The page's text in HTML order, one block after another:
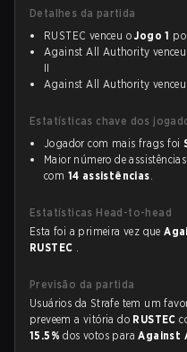
Detalhes da partida
RUSTEC venceu oJogo 1
Against All Authority
II
Against All Authority
Estatísticas chave dos
Jogador com mais frags foi
Maior número de
com 14 assistências.
Estatísticas Head-to-head
Esta foi a primeira vez que
RUSTEC .
Previsão da partida
Usuários da Strafe tem um
preveem a vitória do RUSTEC
15.5%dos votos paraAgainst